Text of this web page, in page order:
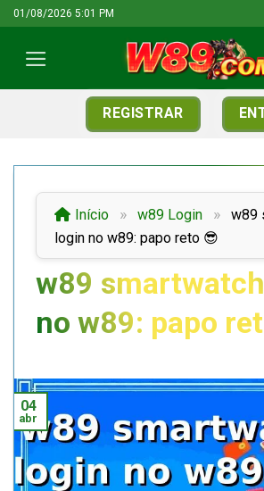
Skip
content
01/08/2026 5:01 PM
REGISTRAR
Início » w89 Login »
w89
login no w89: papo reto 😎
w89
no w89: papo
04
abr